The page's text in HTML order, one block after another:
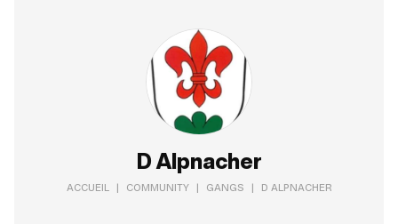
D Alpnacher
ACCUEIL | COMMUNITY | GANGS | D ALPNACHER